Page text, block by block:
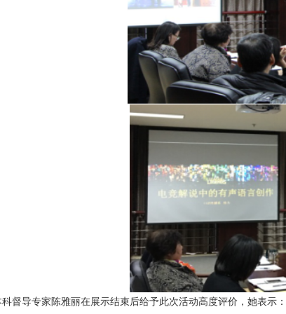
督导专家陈雅丽在展示结束后给予此次活动高度评价，她表示：